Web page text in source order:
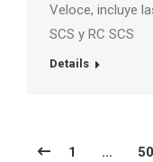
Veloce, incluye
SCS y RC SCS
Details
1 …